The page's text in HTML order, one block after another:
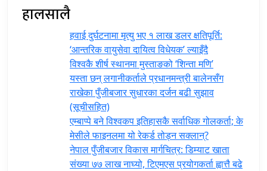
हालसालै
हवाई दुर्घटनामा मृत्यु भए १ लाख डलर क्षतिपूर्ति:
‘आन्तरिक वायुसेवा दायित्व विधेयक’ ल्याइँदै
विश्वकै शीर्ष स्थानमा मुस्ताङको ‘शिन्ता मणि’
यस्ता छन् लगानीकर्ताले प्रधानमन्त्री ‍बालेनसँग
राखेका पुँजीबजार सुधारका दर्जन बढी सुझाव
(सूचीसहित)
एम्बाप्पे बने विश्वकप इतिहासकै सर्वाधिक गोलकर्ता; के
मेसीले फाइनलमा यो रेकर्ड तोड्न सक्लान्?
नेपाल पुँजीबजार विकास मार्गचित्र: डिम्याट खाता
संख्या ७७ लाख नाघ्यो, टिएमएस प्रयोगकर्ता ह्वात्तै बढे